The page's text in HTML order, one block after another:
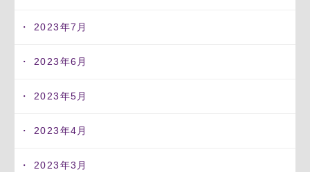
2023年7月
2023年6月
2023年5月
2023年4月
2023年3月